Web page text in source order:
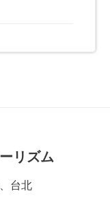
リズム
台北